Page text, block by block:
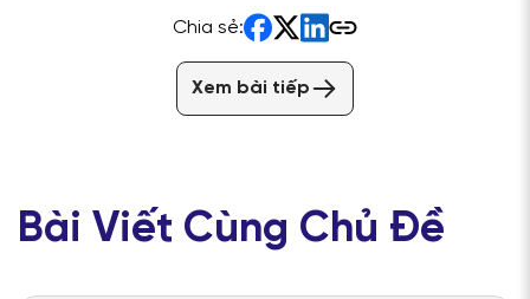
Chia sẻ:
Xem bài tiếp
Bài Viết Cùng Chủ Đề